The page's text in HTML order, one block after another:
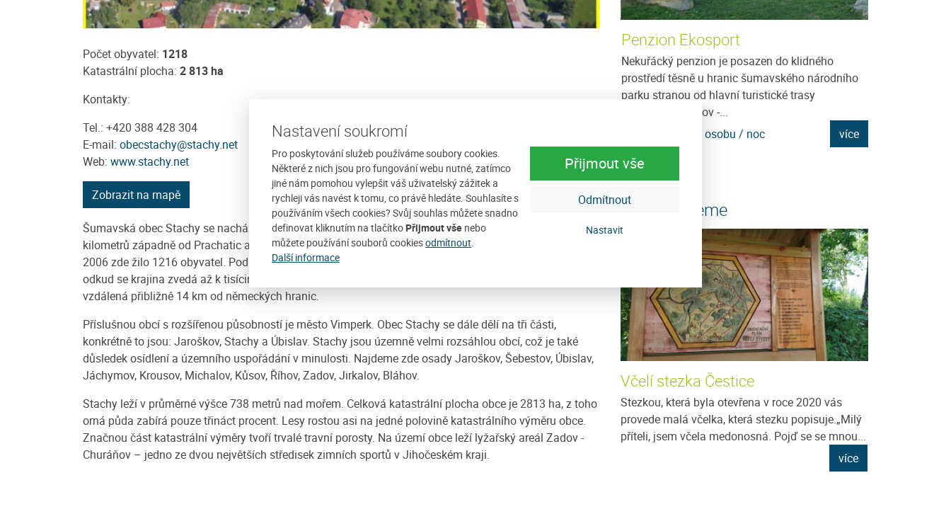
Nastavení soukromí
Pro poskytování služeb používáme soubory cookies.
Některé z nich jsou pro fungování webu nutné, zatímco
jiné nám pomohou vylepšit váš uživatelský zážitek a
rychleji vás navést k tomu, co právě hledáte. Souhlasíte s
používáním všech cookies? Svůj souhlas můžete snadno
definovat kliknutím na tlačítko Přijmout vše nebo
můžete používání souborů cookiesodmítnout.
Další informace
Přijmout vše
Odmítnout
Nastavit
Počet obyvatel: 1218
Katastrální plocha: 2 813 ha
Kontakty:
Tel.: +420 388 428 304
E-mail: obecstachy@stachy.net
Web: www.stachy.net
Zobrazit na mapě
Šumavská obec Stachy se nachází v okrese Prachatice, kraj Jihočeský. Stachy najdete asi třicet
kilometrů západně od Prachatic a dvanáct kilometrů severozápadně od města Vimperk. Ke dni 28. 8.
2006 zde žilo 1216 obyvatel. Podhorská obec ve střední části Šumavy. Rozkládá se v široké kotlině,
odkud se krajina zvedá až k tisícimetrovým vrcholům Churáňova, Popelné a Javorníka. Obec je
vzdálená přibližně 14 km od německých hranic.
Příslušnou obcí s rozšířenou působností je město Vimperk. Obec Stachy se dále dělí na tři části,
konkrétně to jsou: Jaroškov, Stachy a Úbislav. Stachy jsou územně velmi rozsáhlou obcí, což je také
důsledek osídlení a územního uspořádání v minulosti. Najdeme zde osady Jaroškov, Šebestov, Úbislav,
Jáchymov, Krousov, Michalov, Kůsov, Říhov, Zadov, Jirkalov, Bláhov.
Stachy leží v průměrné výšce 738 metrů nad mořem. Celková katastrální plocha obce je 2813 ha, z toho
orná půda zabírá pouze třináct procent. Lesy rostou asi na jedné polovině katastrálního výměru obce.
Značnou část katastrální výměry tvoří trvalé travní porosty. Na území obce leží lyžařský areál Zadov -
Churáňov – jedno ze dvou největších středisek zimních sportů v Jihočeském kraji.
který prošel v roce
Dům je v mírném
více
Nabízíme ubytování v rodinném apartmánu v
krásném prostředí Šumavy. Ubytování na
Javorníku je vhodné nejen pro Vaši letní
Cena: 350 Kč za osobu / noc
více
mnoho...
Cena: 300 Kč za osobu / noc
Penzion Ekosport
Nekuřácký penzion je posazen do klidného
prostředí těsně u hranic šumavského národního
parku stranou od hlavní turistické trasy
Strakonice - Vacov -...
Cena: 900 Kč za osobu / noc
více
Doporučujeme
Včelí stezka Čestice
Stezkou, která byla otevřena v roce 2020 vás
provede malá včelka, která stezku popisuje.„Milý
příteli, jsem včela medonosná. Pojď se se mnou...
více